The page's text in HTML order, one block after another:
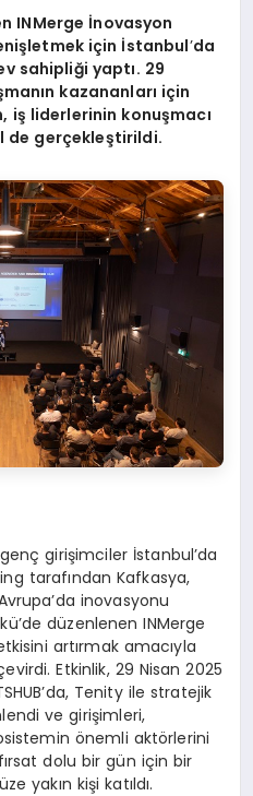
INMerge İnovasyon
için İstanbul’da
sahipliği yaptı. 29
kazananları için
iş liderlerinin konuşmacı
de gerçekleştirildi.
girişimciler İstanbul’da
tarafından Kafkasya,
inovasyonu
düzenlenen INMerge
artırmak amacıyla
Etkinlik, 29 Nisan 2025
Tenity ile stratejik
ve girişimleri,
önemli aktörlerini
dolu bir gün için bir
yakın kişi katıldı.